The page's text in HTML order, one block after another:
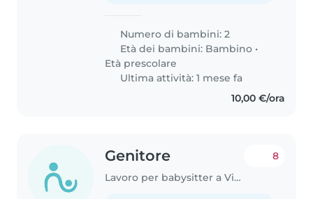
Numero di bambini: 2
Età dei bambini: Bambino •
Età prescolare
Ultima attività: 1 mese fa
10,00 €/ora
Genitore
Lavoro per babysitter a Vicenza
8